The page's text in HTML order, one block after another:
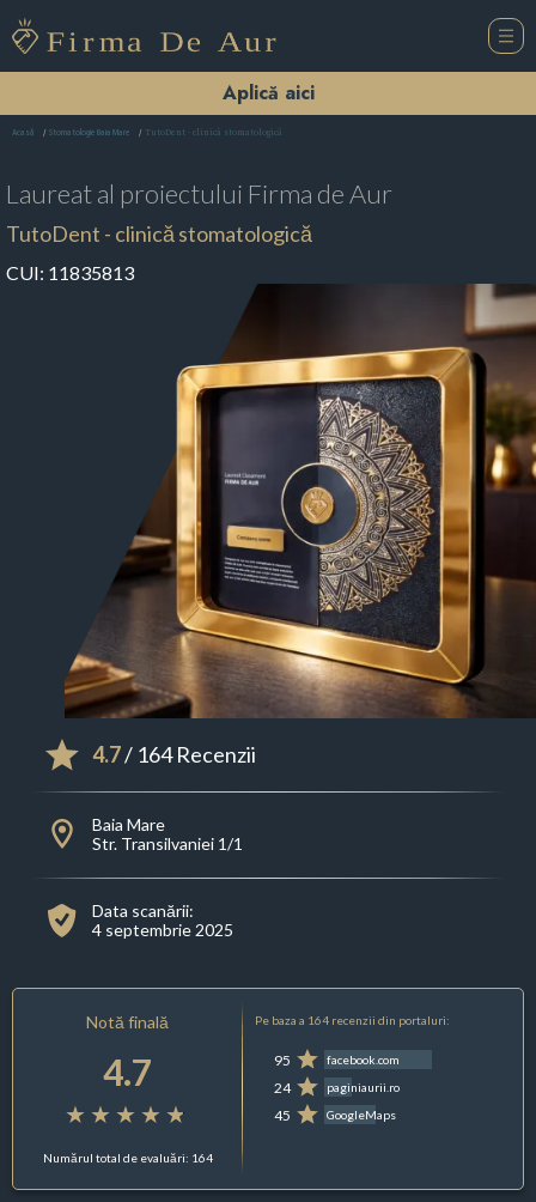
Aplică aici
Acasă Stomatologie Baia Mare TutoDent - clinică stomatologică
Laureat al proiectului Firma de Aur
TutoDent - clinică stomatologică
CUI: 11835813
4.7/ 164 Recenzii
Baia Mare
Str. Transilvaniei 1/1
Data scanării:
4 septembrie 2025
Notă finală
4.7
Numărul total de evaluări: 164
Pe baza a 164 recenzii din portaluri:
95 facebook.com
24 paginiaurii.ro
45 GoogleMaps